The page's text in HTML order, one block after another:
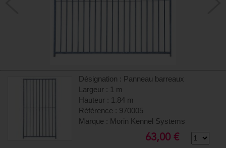
Désignation : Panneau barreaux
Largeur : 1 m
Hauteur : 1.84 m
Référence : 970005
Marque : Morin Kennel Systems
63,00 €